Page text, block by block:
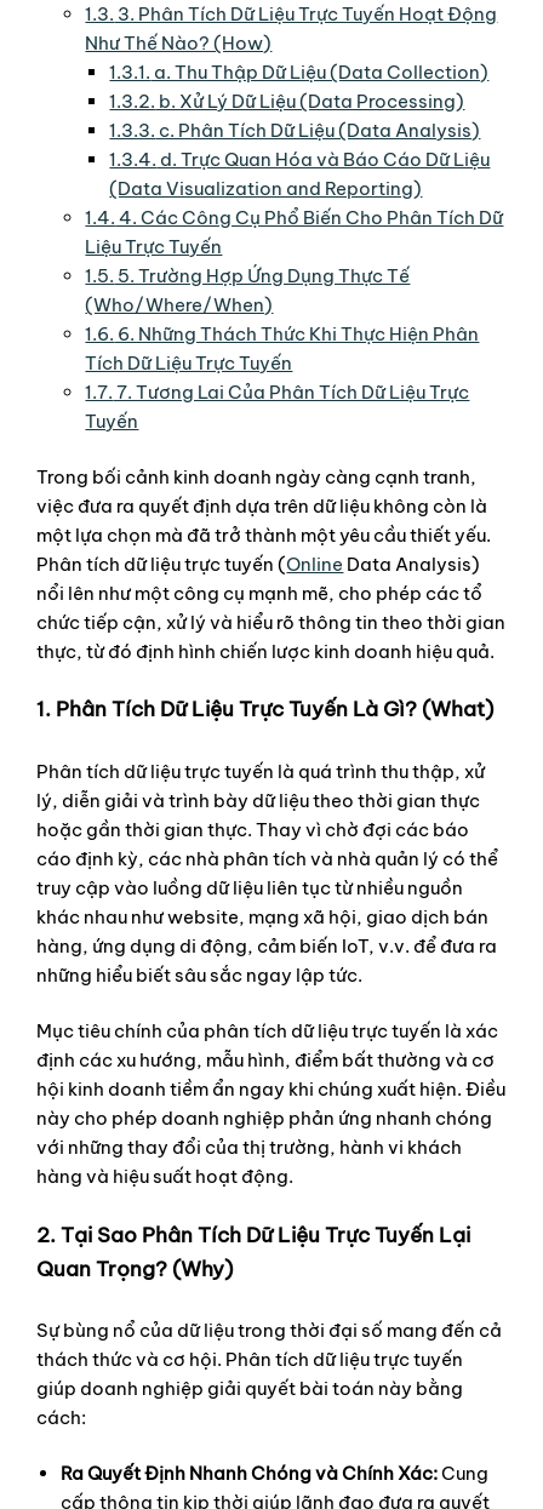
1.3. 3. Phân Tích Dữ Liệu Trực Tuyến Hoạt Động
Như Thế Nào? (How)
1.3.1. a. Thu Thập Dữ Liệu (Data Collection)
1.3.2. b. Xử Lý Dữ Liệu (Data Processing)
1.3.3. c. Phân Tích Dữ Liệu (Data Analysis)
1.3.4. d. Trực Quan Hóa và Báo Cáo Dữ Liệu
(Data Visualization and Reporting)
1.4. 4. Các Công Cụ Phổ Biến Cho Phân Tích Dữ
Liệu Trực Tuyến
1.5. 5. Trường Hợp Ứng Dụng Thực Tế
(Who/Where/When)
1.6. 6. Những Thách Thức Khi Thực Hiện Phân
Tích Dữ Liệu Trực Tuyến
1.7. 7. Tương Lai Của Phân Tích Dữ Liệu Trực
Tuyến
Trong bối cảnh kinh doanh ngày càng cạnh tranh,
việc đưa ra quyết định dựa trên dữ liệu không còn là
một lựa chọn mà đã trở thành một yêu cầu thiết yếu.
Phân tích dữ liệu trực tuyến (Online Data Analysis)
nổi lên như một công cụ mạnh mẽ, cho phép các tổ
chức tiếp cận, xử lý và hiểu rõ thông tin theo thời gian
thực, từ đó định hình chiến lược kinh doanh hiệu quả.
1. Phân Tích Dữ Liệu Trực Tuyến Là Gì? (What)
Phân tích dữ liệu trực tuyến là quá trình thu thập, xử
lý, diễn giải và trình bày dữ liệu theo thời gian thực
hoặc gần thời gian thực. Thay vì chờ đợi các báo
cáo định kỳ, các nhà phân tích và nhà quản lý có thể
truy cập vào luồng dữ liệu liên tục từ nhiều nguồn
khác nhau như website, mạng xã hội, giao dịch bán
hàng, ứng dụng di động, cảm biến IoT, v.v. để đưa ra
những hiểu biết sâu sắc ngay lập tức.
Mục tiêu chính của phân tích dữ liệu trực tuyến là xác
định các xu hướng, mẫu hình, điểm bất thường và cơ
hội kinh doanh tiềm ẩn ngay khi chúng xuất hiện. Điều
này cho phép doanh nghiệp phản ứng nhanh chóng
với những thay đổi của thị trường, hành vi khách
hàng và hiệu suất hoạt động.
2. Tại Sao Phân Tích Dữ Liệu Trực Tuyến Lại
Quan Trọng? (Why)
Sự bùng nổ của dữ liệu trong thời đại số mang đến cả
thách thức và cơ hội. Phân tích dữ liệu trực tuyến
giúp doanh nghiệp giải quyết bài toán này bằng
cách:
Ra Quyết Định Nhanh Chóng và Chính Xác:Cung
cấp thông tin kịp thời giúp lãnh đạo đưa ra quyết